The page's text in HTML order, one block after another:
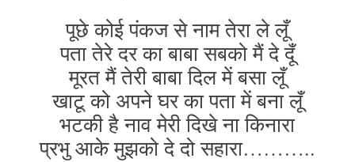
पूछे कोई पंकज से नाम तेरा ले लूँ
पता तेरे दर का बाबा सबको मैं दे दूँ
मूरत मैं तेरी बाबा दिल में बसा लूँ
खाटू को अपने घर का पता में बना लूँ
भटकी है नाव मेरी दिखे ना किनारा
प्रभु आके मुझको दे दो सहारा………..